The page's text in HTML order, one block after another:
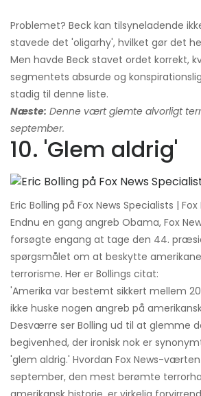
Problemet? Beck kan tilsyneladende
stavede det 'oligarhy', hvilket gør det
Men havde Beck stavet ordet korrekt,
segmentets absurde og
stadig til denne liste.
Næste: Denne vært glemte alvorligt
september.
10. 'Glem aldrig'
Eric Bolling på Fox News Specialists | Fox
Endnu en gang angreb Obama, Fox
forsøgte engang at tage den 44.
spørgsmålet om at beskytte
terrorisme. Her er Bollings citat:
'Amerika var bestemt sikkert mellem
ikke huske nogen angreb på
Desværre ser Bolling ud til at glemme
begivenhed, der ironisk nok er
'glem aldrig.' Hvordan Fox News-værten
september, den mest berømte